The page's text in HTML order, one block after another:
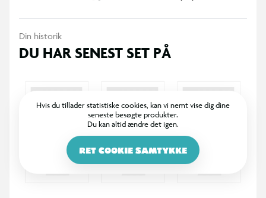
Din historik
DU HAR SENEST SET PÅ
Hvis du tillader statistiske cookies, kan vi nemt vise dig dine
seneste besøgte produkter.
Du kan altid ændre det igen.
RET COOKIE SAMTYKKE